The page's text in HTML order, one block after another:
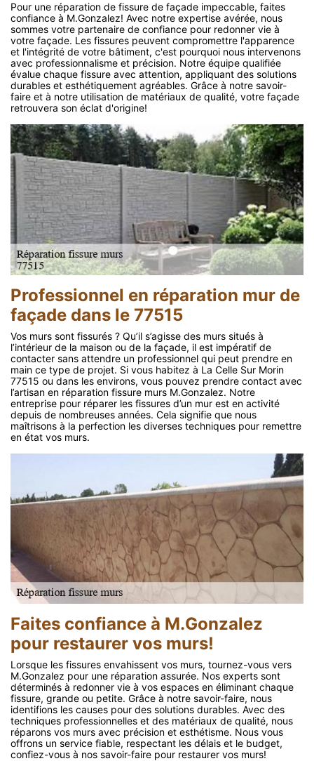
Pour une réparation de fissure de façade impeccable, faites
confiance à M.Gonzalez! Avec notre expertise avérée, nous
sommes votre partenaire de confiance pour redonner vie à
votre façade. Les fissures peuvent compromettre l'apparence
et l'intégrité de votre bâtiment, c'est pourquoi nous intervenons
avec professionnalisme et précision. Notre équipe qualifiée
évalue chaque fissure avec attention, appliquant des solutions
durables et esthétiquement agréables. Grâce à notre savoir-
faire et à notre utilisation de matériaux de qualité, votre façade
retrouvera son éclat d'origine!
Professionnel en réparation mur de
façade dans le 77515
Vos murs sont fissurés ? Qu’il s’agisse des murs situés à
l’intérieur de la maison ou de la façade, il est impératif de
contacter sans attendre un professionnel qui peut prendre en
main ce type de projet. Si vous habitez à La Celle Sur Morin
77515 ou dans les environs, vous pouvez prendre contact avec
l’artisan en réparation fissure murs M.Gonzalez. Notre
entreprise pour réparer les fissures d’un mur est en activité
depuis de nombreuses années. Cela signifie que nous
maîtrisons à la perfection les diverses techniques pour remettre
en état vos murs.
Faites confiance à M.Gonzalez
pour restaurer vos murs!
Lorsque les fissures envahissent vos murs, tournez-vous vers
M.Gonzalez pour une réparation assurée. Nos experts sont
déterminés à redonner vie à vos espaces en éliminant chaque
fissure, grande ou petite. Grâce à notre savoir-faire, nous
identifions les causes pour des solutions durables. Avec des
techniques professionnelles et des matériaux de qualité, nous
réparons vos murs avec précision et esthétisme. Nous vous
offrons un service fiable, respectant les délais et le budget,
confiez-vous à nos savoir-faire pour restaurer vos murs!